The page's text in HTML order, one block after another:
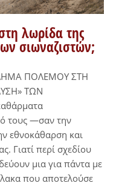
λωρίδα της
σιωναζιστών;
ΠΟΛΕΜΟΥ ΣΤΗ
ΤΩΝ
τους —σαν την
εθνοκάθαρση και
Γιατί περί σχεδίου
μια για πάντα με
που αποτελούσε